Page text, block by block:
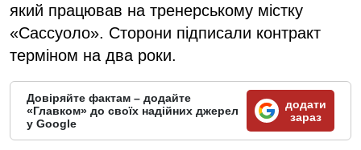
який працював на тренерському містку
«Сассуоло». Сторони підписали контракт
терміном на два роки.
Довіряйте фактам – додайте
«Главком» до своїх надійних джерел
у Google
додати
зараз